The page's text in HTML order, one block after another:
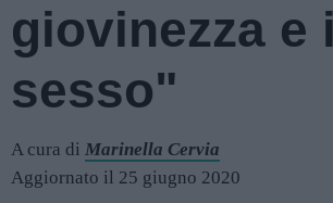
giovinezza e
sesso"
A cura di Marinella Cervia
Aggiornato il 25 giugno 2020